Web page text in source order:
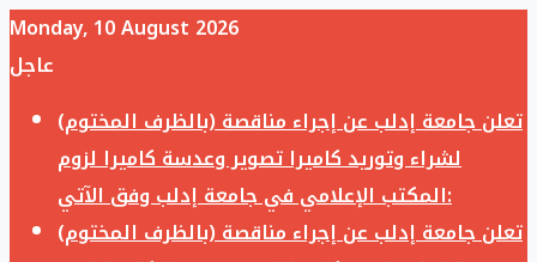
Monday, 10 August 2026
عاجل
تعلن جامعة إدلب عن إجراء مناقصة (بالظرف المختوم)
لشراء وتوريد كاميرا تصوير وعدسة كاميرا لزوم
المكتب الإعلامي في جامعة إدلب وفق الآتي:
تعلن جامعة إدلب عن إجراء مناقصة (بالظرف المختوم)